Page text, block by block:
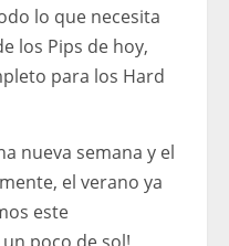
lo que necesita
los Pips de hoy,
para los Hard
nueva semana y el
el verano ya
este
poco de sol!